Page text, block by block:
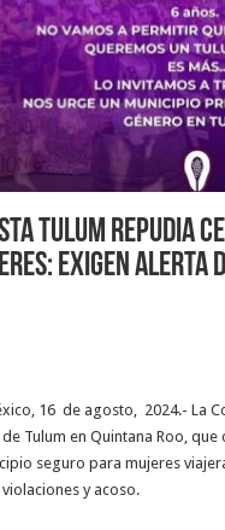
Tulum
exigen Alerta
16 de agosto, 2024.- La
Tulum en Quintana Roo,
seguro para mujeres
y acoso.